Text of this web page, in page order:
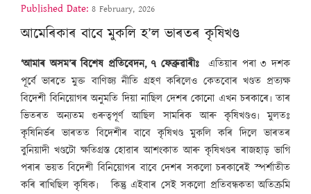
Published Date: 8 February, 2026
আমেৰিকাৰ বাবে মুকলি হ’ল ভাৰতৰ কৃষিখণ্ড
‘আমাৰ অসম’ৰ বিশেষ প্ৰতিবেদন, ৭ ফেব্ৰুৱাৰীঃ
এতিয়াৰ পৰা ৩ দশক
পূৰ্বে ভাৰতে মুক্ত বাণিজ্য নীতি গ্ৰহণ কৰিলেও কেতবোৰ খণ্ডত প্ৰত্যক্ষ
বিদেশী বিনিয়োগৰ অনুমতি দিয়া নাছিল দেশৰ কোনো এখন চৰকাৰে৷ তাৰ
ভিতৰত অন্যতম গুৰুত্বপূৰ্ণ আছিল সামৰিক আৰু কৃষিখণ্ডও৷ মুলতঃ
কৃষিনিৰ্ভৰ ভাৰতত বিদেশীৰ বাবে কৃষিখণ্ড মুকলি কৰি দিলে ভাৰতৰ
বুনিয়াদী খণ্ডটো ক্ষতিগ্ৰস্ত হোৱাৰ আশংকাত আৰু কৃষিখণ্ডৰ ৰাজহাড় ভাগি
পৰাৰ ভয়ত বিদেশী বিনিয়োগৰ বাবে দেশৰ সকলো চৰকাৰেই স্পৰ্শাতীত
কৰি ৰাখিছিল কৃষিক৷ কিন্তু এইবাৰ সেই সকলো প্ৰতিবন্ধকতা অতিক্ৰমি